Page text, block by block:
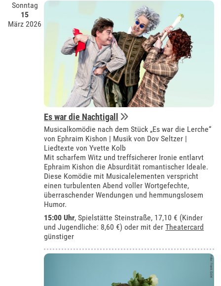
Sonntag
15
März 2026
Es war die Nachtigall
Musicalkomödie nach dem Stück „Es war die Lerche“
von Ephraim Kishon | Musik von Dov Seltzer |
Liedtexte von Yvette Kolb
Mit scharfem Witz und treffsicherer Ironie entlarvt
Ephraim Kishon die Absurdität romantischer Ideale.
Diese Komödie mit Musicalelementen verspricht
einen turbulenten Abend voller Wortgefechte,
überraschender Wendungen und hemmungslosem
Humor.
15:00 Uhr, Spielstätte Steinstraße, 17,10 € (Kinder
und Jugendliche: 8,60 €) oder mit derTheatercard
günstiger